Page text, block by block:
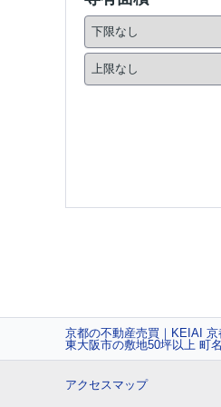
京都の不動産売買｜KEIAI
東大阪市の敷地50坪以上 町
アクセスマップ